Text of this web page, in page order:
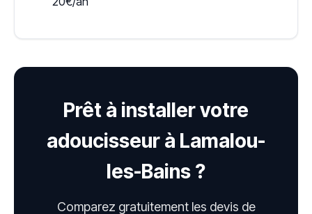
Prêt à installer votre
adoucisseur à Lamalou-
les-Bains ?
Comparez gratuitement les devis de